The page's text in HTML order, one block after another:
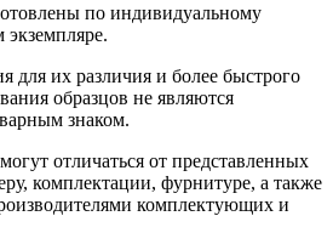
по индивидуальному
экземпляре.
для их различия и более быстрого
образцов не являются
знаком.
отличаться от представленных
комплектации, фурнитуре, а также
комплектующих и